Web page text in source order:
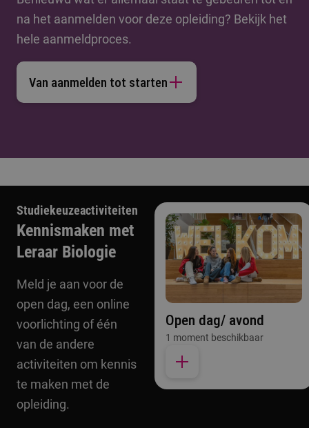
na het aanmelden voor deze opleiding? Bekijk het
hele aanmeldproces.
Van aanmelden tot starten
Studiekeuzeactiviteiten
Kennismaken met
Leraar Biologie
Meld je aan voor de
open dag, een online
voorlichting of één
van de andere
activiteiten om kennis
te maken met de
opleiding.
Open dag/ avond
1 moment beschikbaar